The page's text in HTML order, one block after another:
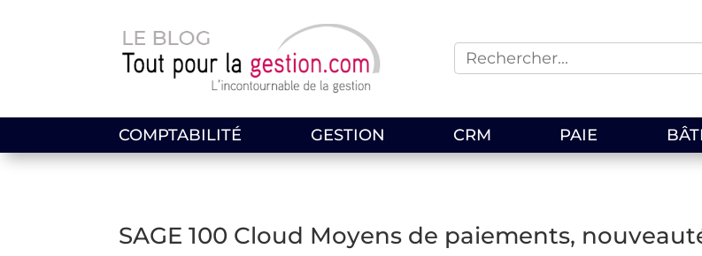
Search
for:
COMPTABILITÉ GESTION CRM PAIE
SAGE 100 Cloud Moyens de paiements,